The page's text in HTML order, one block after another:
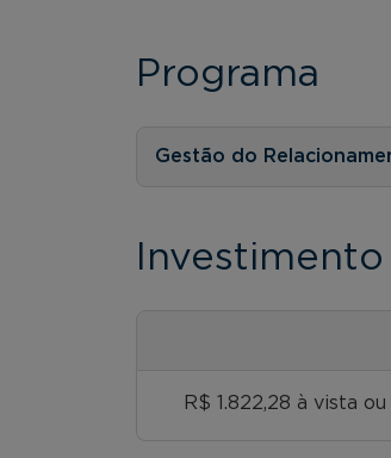
Programa
Gestão do
Investimento
R$ 1.822,28 à vista